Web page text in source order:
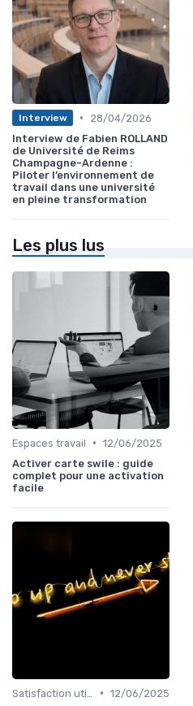
Interview •
28/04/2026
Interview de Fabien ROLLAND
de Université de Reims
Champagne-Ardenne :
Piloter l’environnement de
travail dans une université
en pleine transformation
Les plus lus
Espaces travail • 12/06/2025
Activer carte swile : guide
complet pour une activation
facile
• 12/06/2025